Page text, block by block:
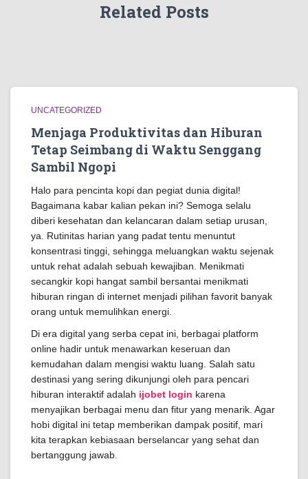
Related Posts
UNCATEGORIZED
Menjaga Produktivitas dan Hiburan
Tetap Seimbang di Waktu Senggang
Sambil Ngopi
Halo para pencinta kopi dan pegiat dunia digital!
Bagaimana kabar kalian pekan ini? Semoga selalu
diberi kesehatan dan kelancaran dalam setiap urusan,
ya. Rutinitas harian yang padat tentu menuntut
konsentrasi tinggi, sehingga meluangkan waktu sejenak
untuk rehat adalah sebuah kewajiban. Menikmati
secangkir kopi hangat sambil bersantai menikmati
hiburan ringan di internet menjadi pilihan favorit banyak
orang untuk memulihkan energi.
Di era digital yang serba cepat ini, berbagai platform
online hadir untuk menawarkan keseruan dan
kemudahan dalam mengisi waktu luang. Salah satu
destinasi yang sering dikunjungi oleh para pencari
hiburan interaktif adalah ijobet login karena
menyajikan berbagai menu dan fitur yang menarik. Agar
hobi digital ini tetap memberikan dampak positif, mari
kita terapkan kebiasaan berselancar yang sehat dan
bertanggung jawab.